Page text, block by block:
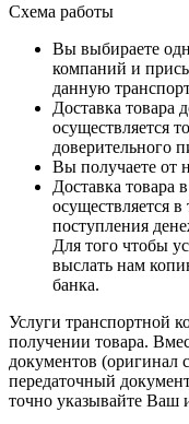
Схема работы
Вы выбираете
компаний и
данную
Доставка товара
осуществляется
доверительного
Вы получаете от
Доставка товара
осуществляется
поступления
Для того чтобы
выслать нам
банка.
Услуги транспортной
получении товара.
документов (оригинал
передаточный
точно указывайте Ваш